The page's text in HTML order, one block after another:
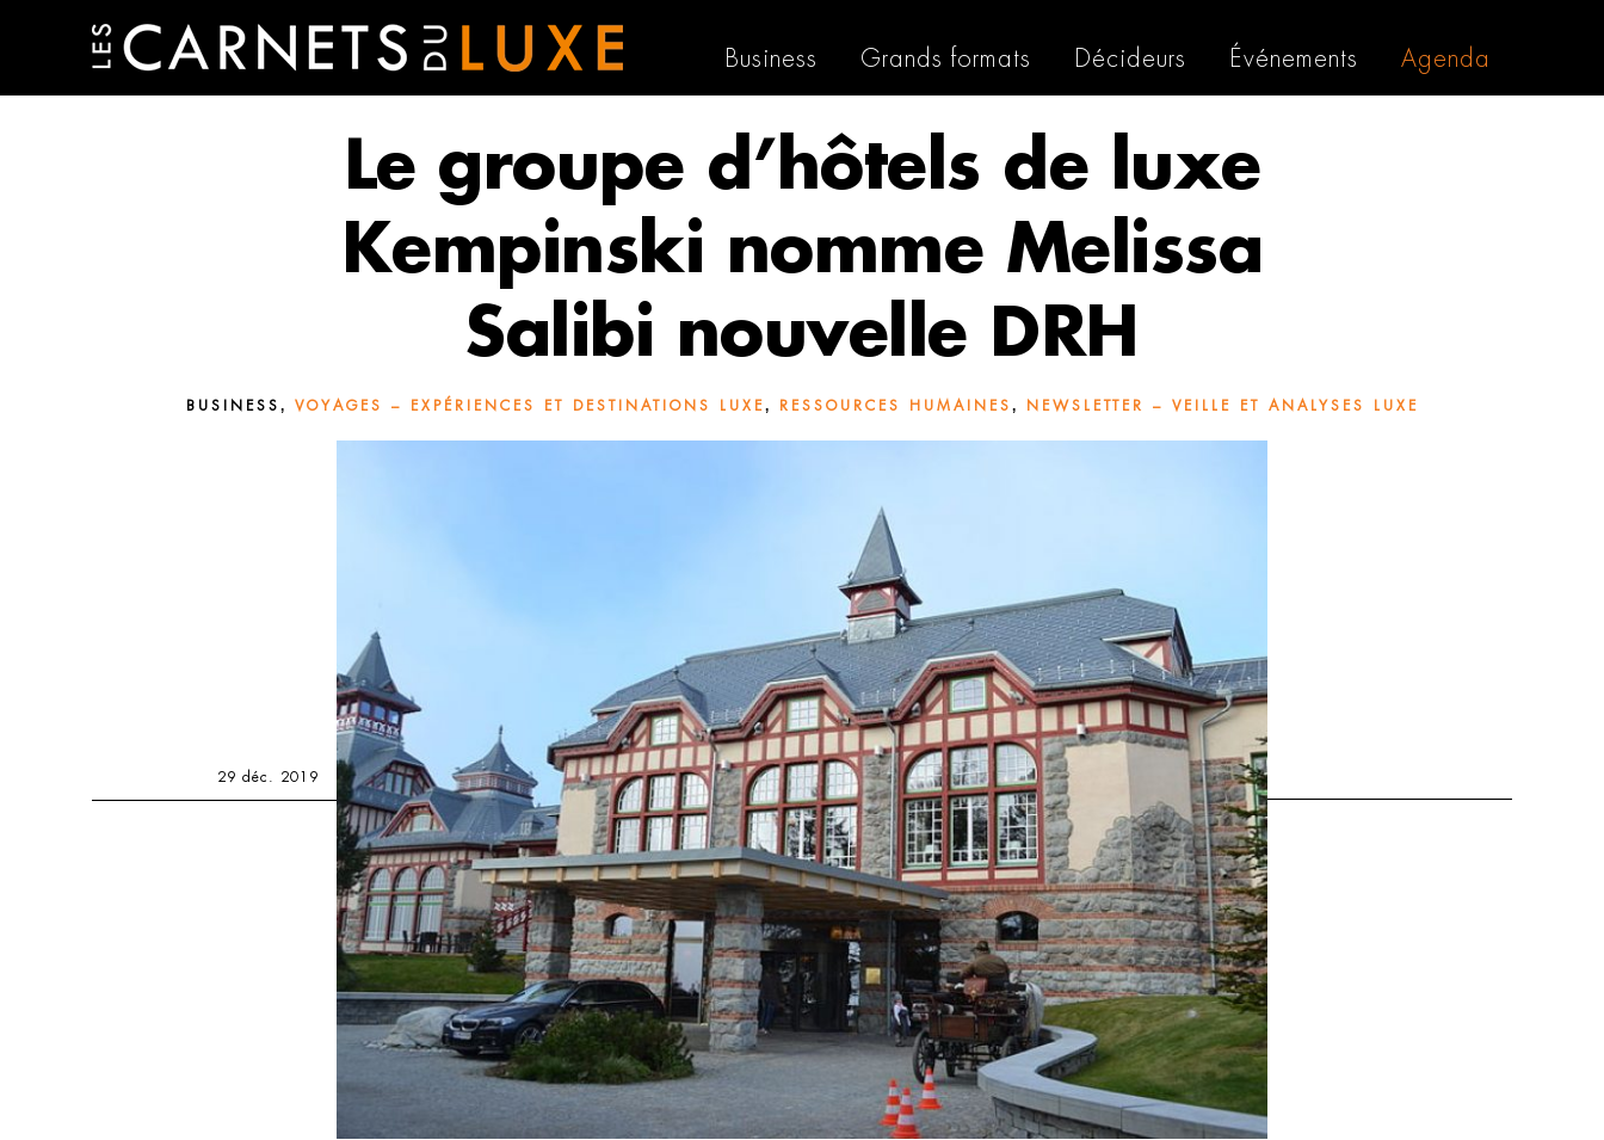
Business Grands formats Décideurs Événements Agenda
Le groupe d’hôtels de luxe
Kempinski nomme Melissa
Salibi nouvelle DRH
BUSINESS , VOYAGES – EXPÉRIENCES ET DESTINATIONS LUXE, RESSOURCES HUMAINES , NEWSLETTER – VEILLE ET ANALYSES LUXE
29 déc. 2019